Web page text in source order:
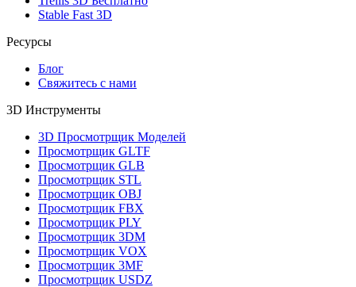
Stable Fast 3D
Ресурсы
Блог
Свяжитесь с нами
3D Инструменты
3D Просмотрщик Моделей
Просмотрщик GLTF
Просмотрщик GLB
Просмотрщик STL
Просмотрщик OBJ
Просмотрщик FBX
Просмотрщик PLY
Просмотрщик 3DM
Просмотрщик VOX
Просмотрщик 3MF
Просмотрщик USDZ